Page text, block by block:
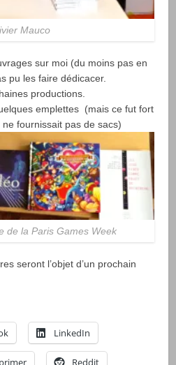
Mauco
sur moi (du moins pas en
pu les faire dédicacer.
productions.
emplettes (mais ce fut fort
fournissait pas de sacs)
de la Paris Games Week
seront l’objet d’un prochain
LinkedIn
Reddit